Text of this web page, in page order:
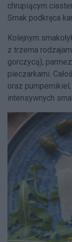
chrupiącym
Smak podkręca
Kolejnym
z trzema
gorczycą),
pieczarkami.
oraz
intensywnych